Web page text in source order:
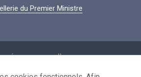
du Premier Ministre
personnelles
de réutilisation